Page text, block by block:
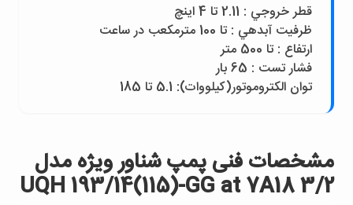
قطر خروجي : 2.11 تا 4 اينچ
ظرفيت آبدهي : تا 100 مترمکعب در ساعت
ارتفاع : تا 500 متر
فشار تست : 65 بار
توان الکتروموتور(کيلووات): 5.1 تا 185
مشخصات فنی پمپ شناور ويژه مدل
UQH 193/14(115)-GG at 7A18 3/2